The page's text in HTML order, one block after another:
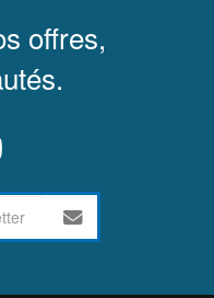
offres,